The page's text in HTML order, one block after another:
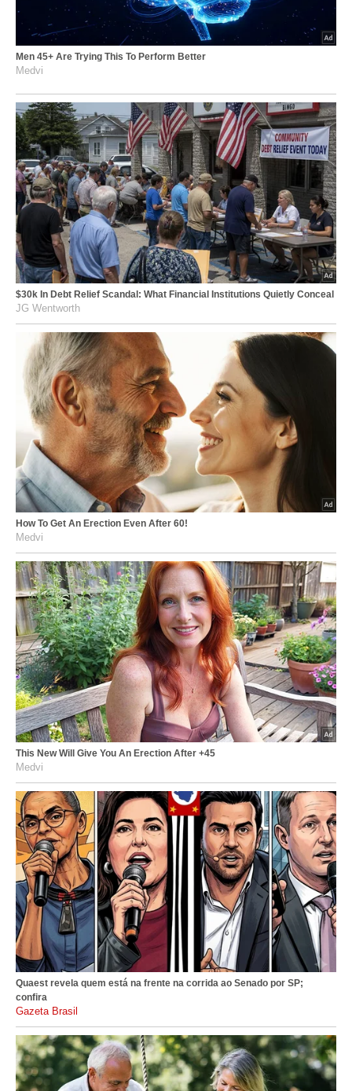
Men 45+ Are Trying This To Perform Better
Medvi
$30k In Debt Relief Scandal: What Financial Institutions Quietly Conceal
JG Wentworth
How To Get An Erection Even After 60!
Medvi
This New Will Give You An Erection After +45
Medvi
Quaest revela quem está na frente na corrida ao Senado por SP;
confira
gazetabrasil.com.br